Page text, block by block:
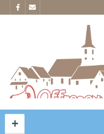
5788, 14
+